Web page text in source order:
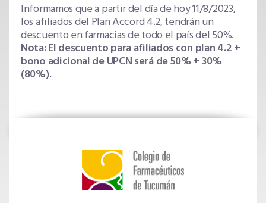
Informamos que a partir del día de hoy 11/8/2023,
los afiliados del Plan Accord 4.2, tendrán un
descuento en farmacias de todo el país del 50%.
Nota: El descuento para afiliados con plan 4.2 +
bono adicional de UPCN será de 50% + 30%
(80%).